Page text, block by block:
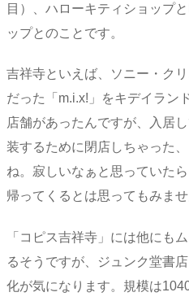
目）、ハローキティショップ
ップとのことです。
吉祥寺といえば、ソニー・ク
だった「m.i.x!」をキデイラン
店舗があったんですが、入居
装するために閉店しちゃった
ね。寂しいなぁと思っていた
帰ってくるとは思ってもみませ
「コピス吉祥寺」には他にも
るそうですが、ジュンク堂書
化が気になります。規模は